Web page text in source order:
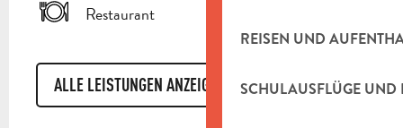
REISEN UND
SCHULAUSFLÜGE UND
Restaurant
ALLE LEISTUNGEN ANZEIGEN